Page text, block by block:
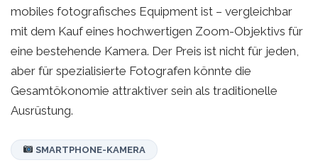
mobiles fotografisches Equipment ist – vergleichbar
mit dem Kauf eines hochwertigen Zoom-Objektivs für
eine bestehende Kamera. Der Preis ist nicht für jeden,
aber für spezialisierte Fotografen könnte die
Gesamtökonomie attraktiver sein als traditionelle
Ausrüstung.
SMARTPHONE-KAMERA